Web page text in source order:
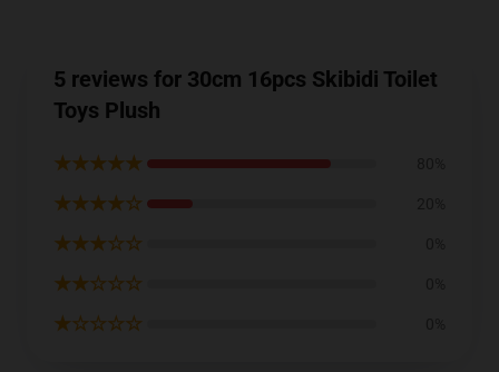
5 reviews for 30cm 16pcs Skibidi Toilet
Toys Plush
★★★★★
★★★★☆
★★★☆☆
★★☆☆☆
★☆☆☆☆